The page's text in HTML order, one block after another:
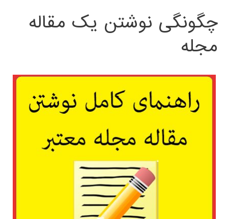
چگونگی نوشتن یک مقاله
مجله